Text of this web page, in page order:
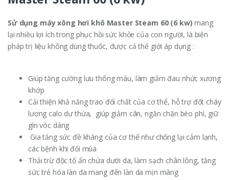
Sử dụng máy xông hơi khô Master Steam 60 (6 kw)mang
lại nhiều lợi ích trong phục hồi sức khỏe của con người, là biện
pháp trị liệu không dùng thuốc, được cả thế giới áp dụng :
Giúp tăng cường lưu thông máu, làm giảm đau nhức xương
khớp
Cải thiện khả năng trao đổi chất của cơ thể, hỗ trợ đốt cháy
lượng calo dư thừa, giúp giảm cân, ngăn chặn béo phì, giữ
gìn vóc dáng
Gia tăng sức đề kháng của cơ thể như chống lại cảm lạnh,
các bệnh khi đổi mùa
Thải trừ độc tố ẩn chứa dưới da, làm sạch chân lông, tăng
sức trẻ hóa làn da mang đến làn da mịn màng